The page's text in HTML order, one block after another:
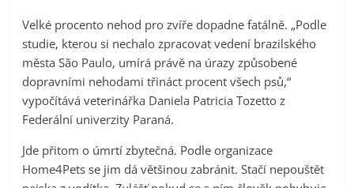
Velké procento nehod pro zvíře dopadne fatálně. „Podle
studie, kterou si nechalo zpracovat vedení brazilského
města São Paulo, umírá právě na úrazy způsobené
dopravními nehodami třináct procent všech psů,“
vypočítává veterinářka Daniela Patricia Tozetto z
Federální univerzity Paraná.
Jde přitom o úmrtí zbytečná. Podle organizace
Home4Pets se jim dá většinou zabránit. Stačí nepouštět